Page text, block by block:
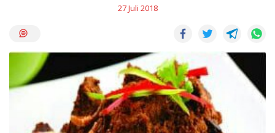
27 Juli 2018